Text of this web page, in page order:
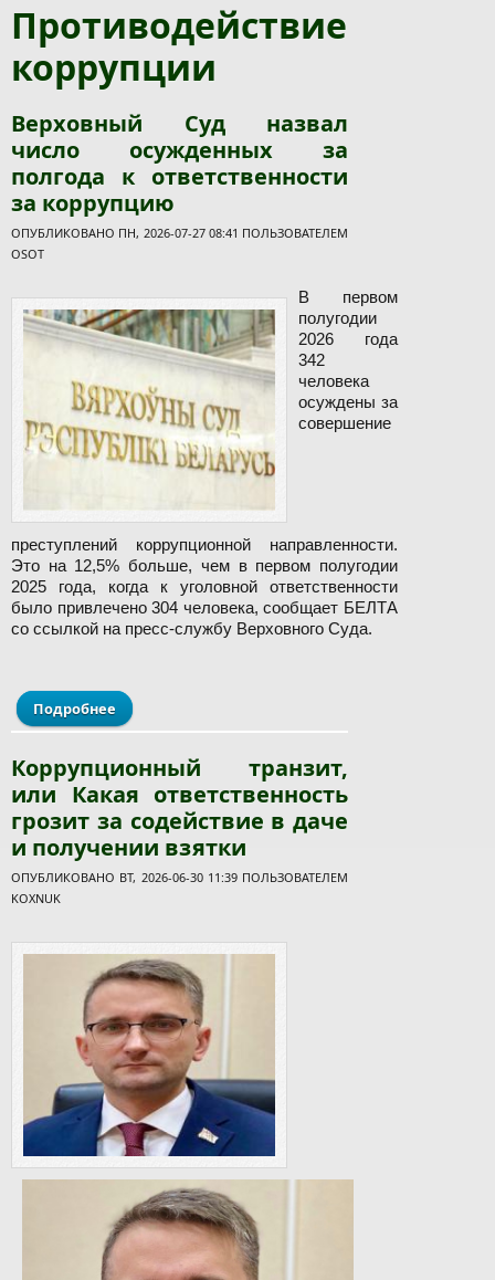
Противодействие
коррупции
Верховный Суд назвал
число осужденных за
полгода к ответственности
за коррупцию
ОПУБЛИКОВАНО ПН, 2026-07-27 08:41 ПОЛЬЗОВАТЕЛЕМ
OSOT
В первом
полугодии
2026 года
342
человека
осуждены за
совершение
преступлений коррупционной направленности.
Это на 12,5% больше, чем в первом полугодии
2025 года, когда к уголовной ответственности
было привлечено 304 человека, сообщает БЕЛТА
со ссылкой на пресс-службу Верховного Суда.
Подробнее о Верховный Суд назвал число осужденных за
полгода к ответственности за коррупцию
Коррупционный транзит,
или Какая ответственность
грозит за содействие в даче
и получении взятки
ОПУБЛИКОВАНО ВТ, 2026-06-30 11:39 ПОЛЬЗОВАТЕЛЕМ
KOXNUK